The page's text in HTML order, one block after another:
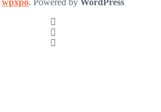
wpxpo. Powered by WordPress